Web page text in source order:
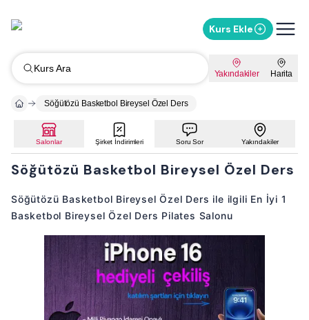
Kurs Ekle
Kurs Ara Yakındakiler Harita
Söğütözü Basketbol Bireysel Özel Ders
Salonlar Şirket İndirimleri Soru Sor Yakındakiler
Söğütözü Basketbol Bireysel Özel Ders
Söğütözü Basketbol Bireysel Özel Ders ile ilgili En İyi 1
Basketbol Bireysel Özel Ders Pilates Salonu